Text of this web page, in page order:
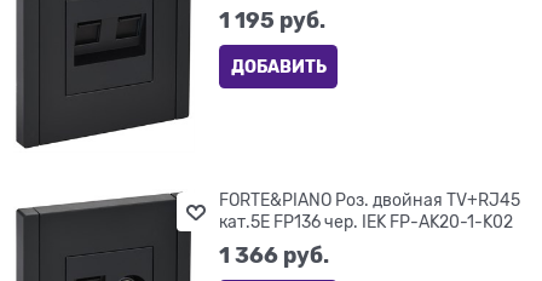
1 195 руб.
ДОБАВИТЬ
FORTE&PIANO Роз. двойная TV+RJ45
кат.5E FP136 чер. IEK FP-AK20-1-K02
1 366 руб.